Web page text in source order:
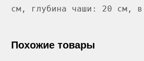
см, глубина чаши: 20 см,
Похожие товары